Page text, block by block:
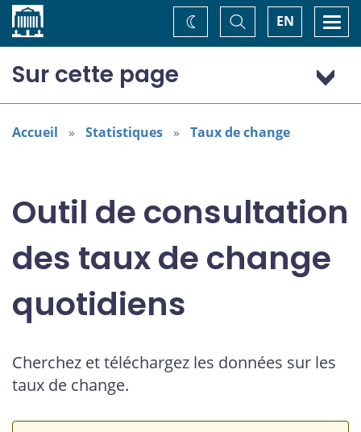
Accueil EN
Basculer
la
recherche
Changez
de
Sur cette page
Dollar (Australie) (AUD)
Accueil Statistiques Taux de change
Outil de consultation
des taux de change
quotidiens
Cherchez et téléchargez les données sur les
taux de change.